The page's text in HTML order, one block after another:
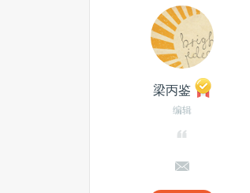
梁丙鉴
编辑